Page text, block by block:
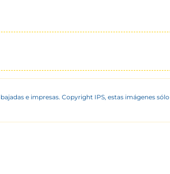
e impresas. Copyright IPS, estas imágenes sólo